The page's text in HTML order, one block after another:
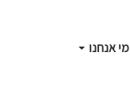
מי אנחנו